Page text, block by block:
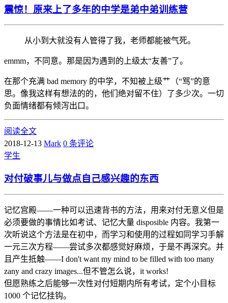
震惊！原来上了多年的中学是弟中弟训练营
从小到大就没有人管得了我，老师都能被气死。
emmm，不同意。那是因为遇到的上级太“友善”了。
在那个充满 bad memory 的中学，不知被上级艹（“骂”的意
思。像我这样有想法的的，他们绝对留不住）了多少次。一切
负面情绪都有倾泻出口。
阅读全文
2018-12-13 Mark 0 条评论
学生
对付破事儿与做点自己感兴趣的东西
记忆宫殿——一种可以迅速背书的方法，用来对付无意义但是
必须要做的事情比如考试、记忆大量 disposible 内容。我第一
次听说这个方法是在初中，而学习和使用的过程如同学习手解
一元三次方程——尝试多次都感觉好麻烦，于是不再深究。并
且产生抵触——I don't want my mind to be filled with too many
zany and crazy images...但不管怎么说，it works!
但愿熟练之后能够一次性对付短期内所有考试，定个小目标
1000 个记忆挂钩。